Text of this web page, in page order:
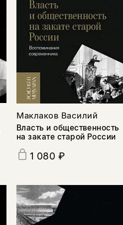
Маклаков Василий
Власть и общественность
на закате старой России
1 080 ₽